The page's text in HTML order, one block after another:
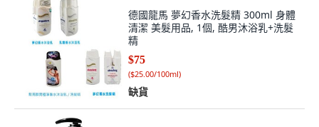
德國龍馬 夢幻香水洗髮精 300ml 身體
清潔 美髮用品, 1個, 酷男沐浴乳+洗髮
精
$75
($25.00/100ml)
缺貨